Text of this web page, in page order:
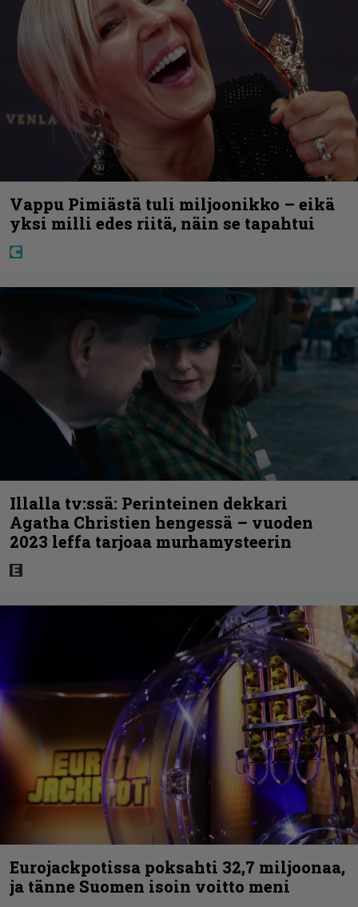
Vappu Pimiästä tuli miljoonikko – eikä
yksi milli edes riitä, näin se tapahtui
Illalla tv:ssä: Perinteinen dekkari
Agatha Christien hengessä – vuoden
2023 leffa tarjoaa murhamysteerin
Eurojackpotissa poksahti 32,7 miljoonaa,
ja tänne Suomen isoin voitto meni